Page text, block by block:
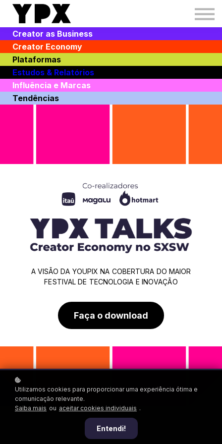
Creators Boost
Creators Hub
Toolbox
Creator as Business
Creator Economy
Plataformas
Estudos & Relatórios
Influência e Marcas
Tendências
A VISÃO DA YOUPIX NA COBERTURA DO MAIOR
FESTIVAL DE TECNOLOGIA E INOVAÇÃO
Faça o download
Utilizamos cookies para proporcionar uma experiência ótima e
comunicação relevante.
Saiba mais ou aceitar cookies individuais .
Entendi!